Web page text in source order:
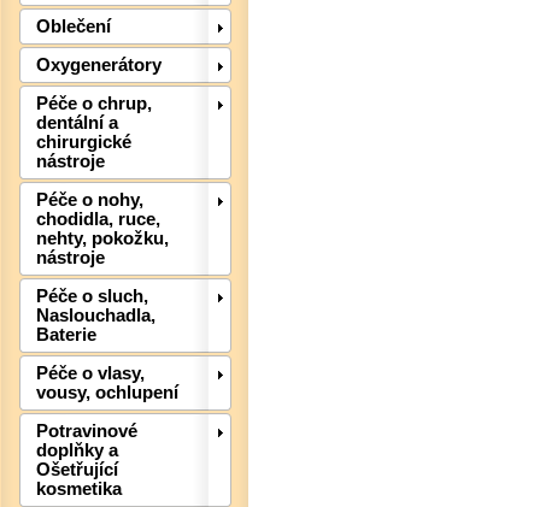
Oblečení
Oxygenerátory
Péče o chrup,
dentální a
chirurgické
nástroje
Péče o nohy,
chodidla, ruce,
nehty, pokožku,
nástroje
Péče o sluch,
Naslouchadla,
Baterie
Péče o vlasy,
vousy, ochlupení
Potravinové
doplňky a
Ošetřující
kosmetika